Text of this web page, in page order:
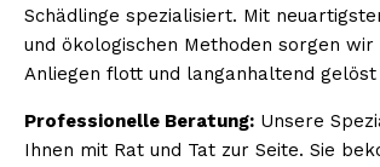
Schädlinge spezialisiert. Mit
und ökologischen Methoden sorgen
Anliegen flott und langanhaltend
Professionelle Beratung: Unsere
Ihnen mit Rat und Tat zur Seite. Sie